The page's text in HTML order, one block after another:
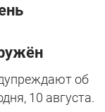
об
10 августа.